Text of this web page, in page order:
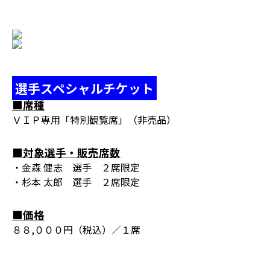
選手スペシャルチケット
■席種
ＶＩＰ専用「特別観覧席」（非売品）
■対象選手・販売席数
・金森 健志 選手 ２席限定
・杉本 太郎 選手 ２席限定
■価格
８８,０００円（税込）／１席